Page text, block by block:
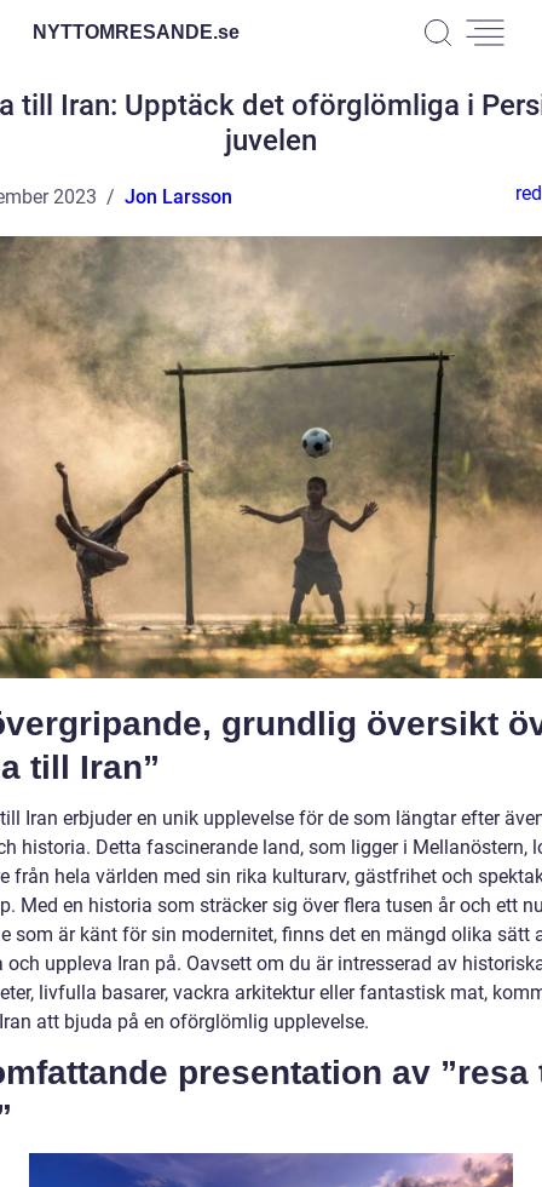
NYTTOMRESANDE.se
till Iran: Upptäck det oförglömliga i
juvelen
2023 Jon Larsson
grundlig översikt
till Iran”
Iran erbjuder en unik upplevelse för de som längtar efter
historia. Detta fascinerande land, som ligger i Mellanöstern,
från hela världen med sin rika kulturarv, gästfrihet och
Med en historia som sträcker sig över flera tusen år och ett
som är känt för sin modernitet, finns det en mängd olika sätt
och uppleva Iran på. Oavsett om du är intresserad av
livfulla basarer, vackra arkitektur eller fantastisk mat,
att bjuda på en oförglömlig upplevelse.
presentation av ”resa